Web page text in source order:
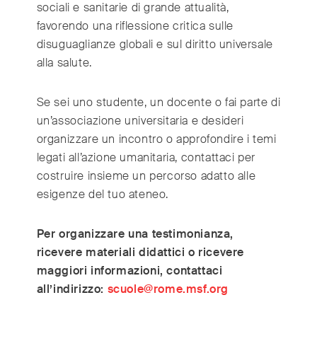
sociali e sanitarie di grande attualità,
favorendo una riflessione critica sulle
disuguaglianze globali e sul diritto universale
alla salute.
Se sei uno studente, un docente o fai parte di
un’associazione universitaria e desideri
organizzare un incontro o approfondire i temi
legati all’azione umanitaria, contattaci per
costruire insieme un percorso adatto alle
esigenze del tuo ateneo.
Per organizzare una testimonianza,
ricevere materiali didattici o ricevere
maggiori informazioni, contattaci
all’indirizzo: scuole@rome.msf.org